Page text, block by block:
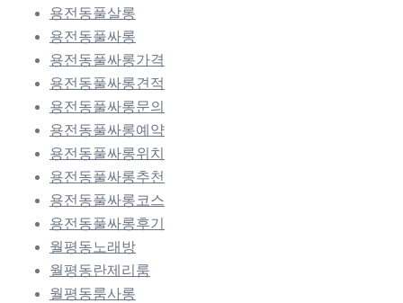
용전동풀살롱
용전동풀싸롱
용전동풀싸롱가격
용전동풀싸롱견적
용전동풀싸롱문의
용전동풀싸롱예약
용전동풀싸롱위치
용전동풀싸롱추천
용전동풀싸롱코스
용전동풀싸롱후기
월평동노래방
월평동란제리룸
월평동룸사롱